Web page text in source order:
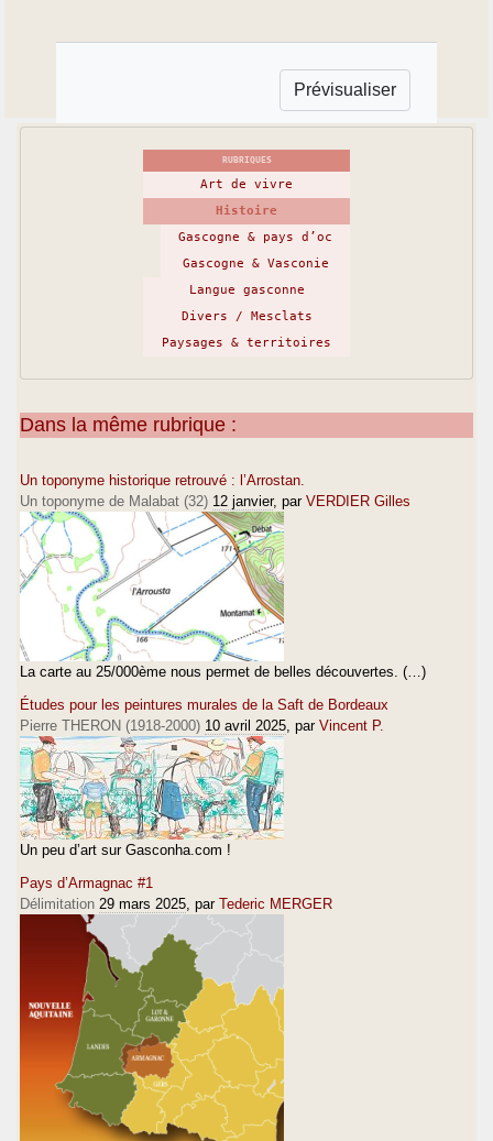
RUBRIQUES
Art de vivre
Histoire
Gascogne & pays d’oc
Gascogne & Vasconie
Langue gasconne
Divers / Mesclats
Paysages & territoires
Dans la même rubrique :
Un toponyme historique retrouvé : l’Arrostan.
Un toponyme de Malabat (32) 12 janvier, par VERDIER Gilles
La carte au 25/000ème nous permet de belles découvertes. (…)
Études pour les peintures murales de la Saft de Bordeaux
Pierre THERON (1918-2000) 10 avril 2025 , par Vincent P.
Un peu d’art sur Gasconha.com !
Pays d’Armagnac #1
Délimitation 29 mars 2025 , par Tederic MERGER